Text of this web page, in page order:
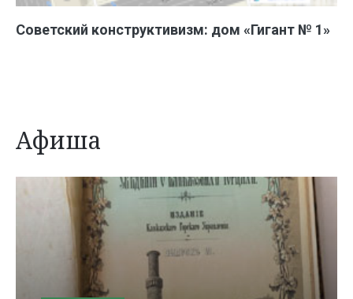
Советский конструктивизм: дом «Гигант № 1»
Афиша